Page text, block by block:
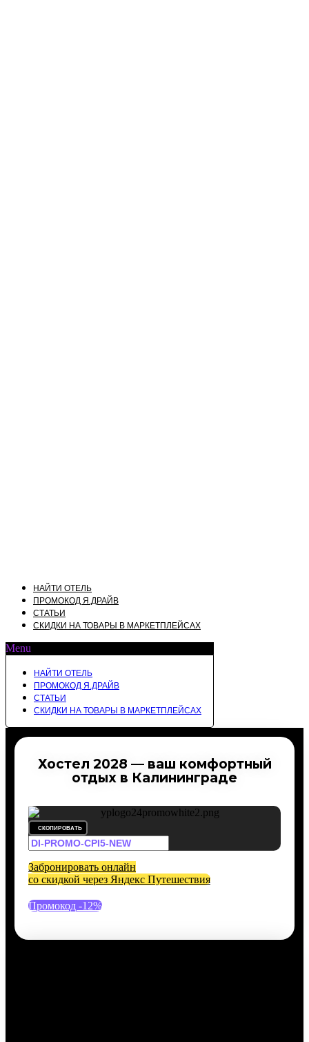
НАЙТИ ОТЕЛЬ
ПРОМОКОД Я.ДРАЙВ
СТАТЬИ
СКИДКИ НА ТОВАРЫ В МАРКЕТПЛЕЙСАХ
Menu
НАЙТИ ОТЕЛЬ
ПРОМОКОД Я.ДРАЙВ
СТАТЬИ
СКИДКИ НА ТОВАРЫ В МАРКЕТПЛЕЙСАХ
Хостел 2028 — ваш комфортный
отдых в Калининграде
СКОПИРОВАТЬ
Забронировать онлайн
со скидкой через Яндекс Путешествия
Промокод -12%